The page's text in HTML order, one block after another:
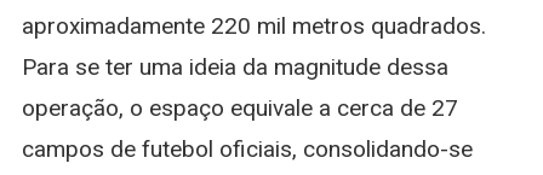
aproximadamente 220 mil metros quadrados.
Para se ter uma ideia da magnitude dessa
operação, o espaço equivale a cerca de 27
campos de futebol oficiais, consolidando-se